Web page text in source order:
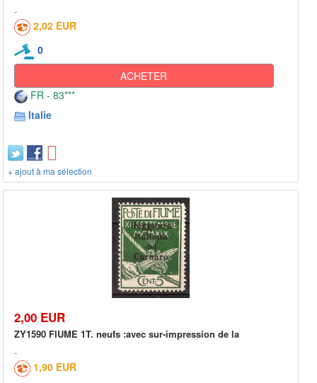
2,02 EUR
0
ACHETER
FR - 83***
Italie
+ ajout à ma sélection
2,00 EUR
ZY1590 FIUME 1T. neufs :avec sur-impression de la
1,90 EUR